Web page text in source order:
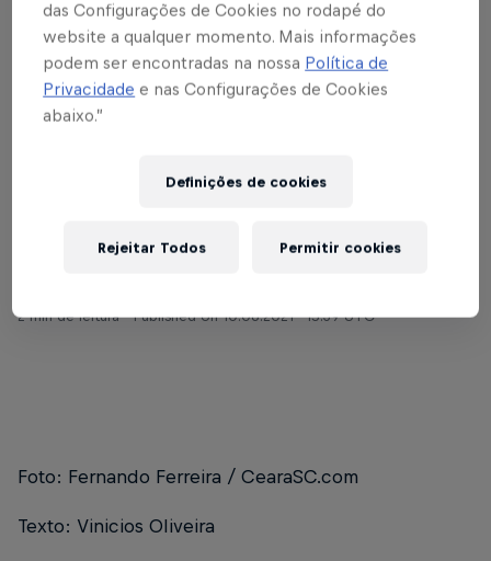
Red Bull Bragantino
estreia com derrota
no Campeonato
Brasileiro de
2 min de leitura
Published on10.06.2021 · 15:39 UTC
Foto: Fernando Ferreira / CearaSC.com
Texto: Vinicios Oliveira
das Configurações de Cookies no rodapé do
website a qualquer momento. Mais informações
podem ser encontradas na nossa Política de
Privacidade e nas Configurações de Cookies
abaixo.”
Definições de cookies
Rejeitar Todos Permitir cookies